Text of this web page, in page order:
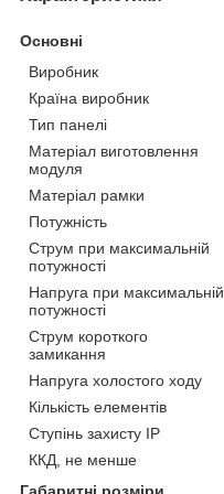
Основні
Виробник
Країна виробник
Тип панелі
Матеріал виготовлення
модуля
Матеріал рамки
Потужність
Струм при максимальній
потужності
Напруга при максимальній
потужності
Струм короткого
замикання
Напруга холостого ходу
Кількість елементів
Ступінь захисту IP
ККД, не менше
Габаритні розміри